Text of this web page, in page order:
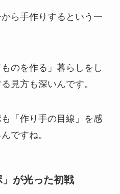
ら手作りするという一
のを作る」暮らしをし
見方も深いんです。
「作り手の目線」を感
ですね。
」が光った初戦